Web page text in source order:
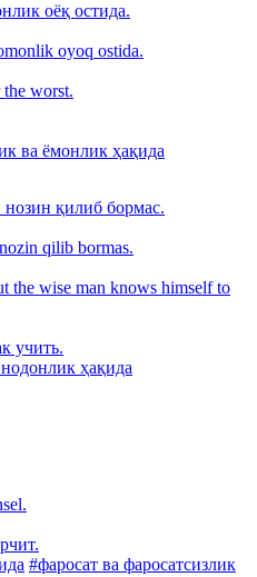
оёқ остида.
oyoq ostida.
worst.
ва ёмонлик ҳақида
қилиб бормас.
qilib bormas.
the wise man knows himself to
учить.
ҳақида
#фаросат ва фаросатсизлик